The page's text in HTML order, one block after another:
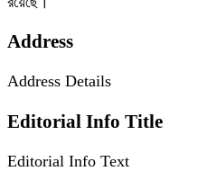
Address
Address Details
Editorial Info Title
Editorial Info Text